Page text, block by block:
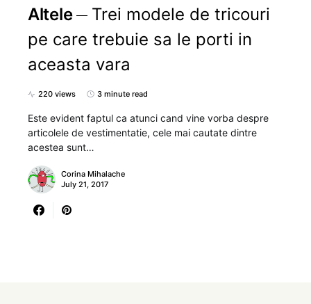
Altele
Trei modele de tricouri
pe care trebuie sa le porti in
aceasta vara
220 views 3 minute read
Este evident faptul ca atunci cand vine vorba despre
articolele de vestimentatie, cele mai cautate dintre
acestea sunt…
Corina Mihalache
July 21, 2017